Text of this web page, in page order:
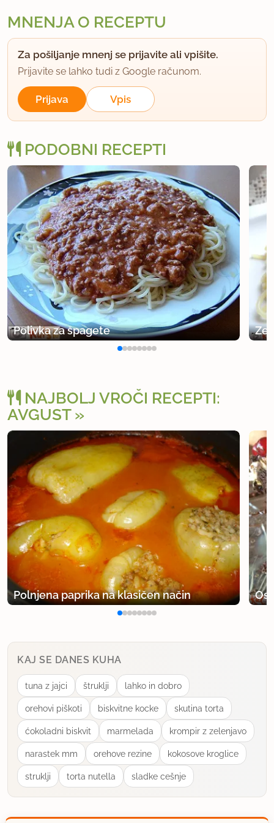
MNENJA O RECEPTU
Za pošiljanje mnenj se prijavite ali vpišite.
Prijavite se lahko tudi z Google računom.
Prijava Vpis
PODOBNI RECEPTI
Polivka za špagete
NAJBOLJ VROČI RECEPTI:
AVGUST
Polnjena paprika na klasičen način
KAJ SE DANES KUHA
tuna z jajci štruklji lahko in dobro
orehovi piškoti biskvitne kocke skutina torta
ćokoladni biskvit marmelada krompir z zelenjavo
narastek mm orehove rezine kokosove kroglice
struklji torta nutella sladke cešnje